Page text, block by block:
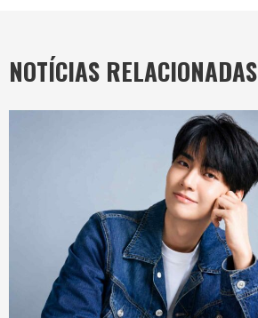
NOTÍCIAS RELACIONADAS